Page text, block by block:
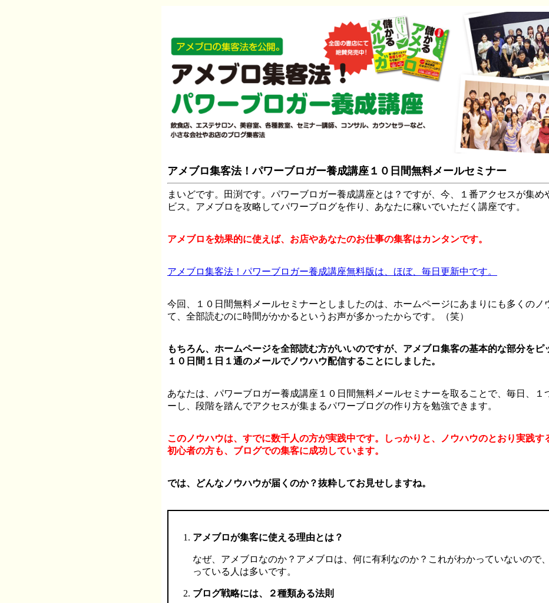
アメブロ集客法！パワーブロガー養成講座１０日間無料メールセミナー
まいどです。田渕です。パワーブロガー養成講座とは？ですが、今、１番アクセスが集め
ビス。アメブロを攻略してパワーブログを作り、あなたに稼いでいただく講座です。
アメブロを効果的に使えば、お店やあなたのお仕事の集客はカンタンです。
アメブロ集客法！パワーブロガー養成講座無料版は、ほぼ、毎日更新中です。
今回、１０日間無料メールセミナーとしましたのは、ホームページにあまりにも多くのノ
て、全部読むのに時間がかかるというお声が多かったからです。（笑）
もちろん、ホームページを全部読む方がいいのですが、アメブロ集客の基本的な部分をピ
１０日間１日１通のメールでノウハウ配信することにしました。
あなたは、パワーブロガー養成講座１０日間無料メールセミナーを取ることで、毎日、１
ーし、段階を踏んでアクセスが集まるパワーブログの作り方を勉強できます。
このノウハウは、すでに数千人の方が実践中です。しっかりと、ノウハウのとおり実践す
初心者の方も、ブログでの集客に成功しています。
では、どんなノウハウが届くのか？抜粋してお見せしますね。
アメブロが集客に使える理由とは？
なぜ、アメブロなのか？アメブロは、何に有利なのか？これがわかっていないので
っている人は多いです。
ブログ戦略には、２種類ある法則